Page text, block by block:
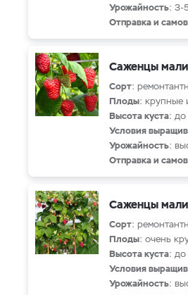
Урожайность: 3-
Отправка и
Саженцы
Сорт:
Плоды: крупные
Высота куста: до
Условия
Урожайность:
Отправка и
Саженцы
Сорт:
Плоды: очень
Высота куста: до
Условия
Урожайность: